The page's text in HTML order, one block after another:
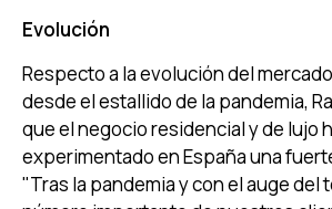
Evolución
Respecto a la evolución del
desde el estallido de la pandemia,
que el negocio residencial y de lujo
experimentado en España una
"Tras la pandemia y con el auge del